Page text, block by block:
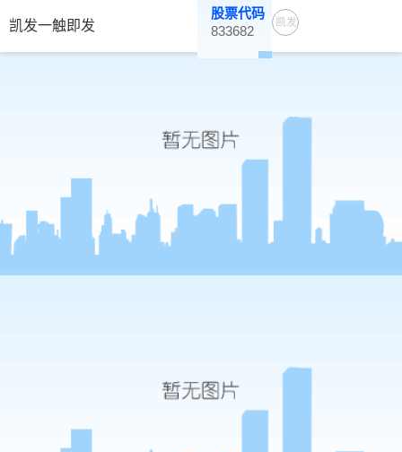
凯发一触即发
股票代码
833682
凯发